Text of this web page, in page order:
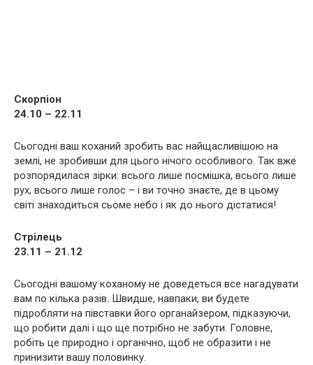
Скорпіон
24.10 – 22.11
Сьогодні ваш коханий зробить вас найщасливішою на
землі, не зробивши для цього нічого особливого. Так вже
розпорядилася зірки: всього лише посмішка, всього лише
рух, всього лише голос – і ви точно знаєте, де в цьому
світі знаходиться сьоме небо і як до нього дістатися!
Стрілець
23.11 – 21.12
Сьогодні вашому коханому не доведеться все нагадувати
вам по кілька разів. Швидше, навпаки, ви будете
підробляти на півставки його органайзером, підказуючи,
що робити далі і що ще потрібно не забути. Головне,
робіть це природно і органічно, щоб не образити і не
принизити вашу половинку.